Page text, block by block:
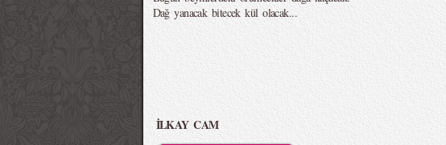
Dağ yanacak bitecek kül olacak...
İLKAY CAM